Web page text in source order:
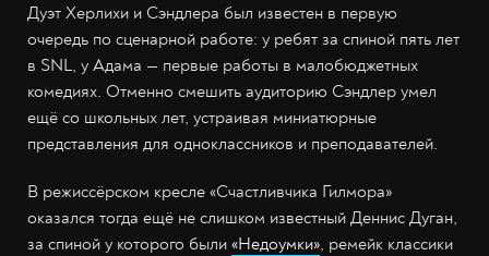
Дуэт Херлихи и Сэндлера был известен в первую
очередь по сценарной работе: у ребят за спиной пять лет
в SNL, у Адама — первые работы в малобюджетных
комедиях. Отменно смешить аудиторию Сэндлер умел
ещё со школьных лет, устраивая миниатюрные
представления для одноклассников и преподавателей.
В режиссёрском кресле «Счастливчика Гилмора»
оказался тогда ещё не слишком известный Деннис Дуган,
за спиной у которого были «Недоумки», ремейк классики